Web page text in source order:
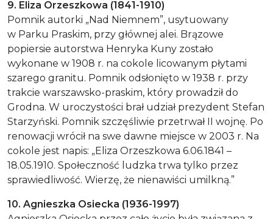
9. Eliza Orzeszkowa (1841-1910)
Pomnik autorki „Nad Niemnem”, usytuowany
w Parku Praskim, przy głównej alei. Brązowe
popiersie autorstwa Henryka Kuny zostało
wykonane w 1908 r. na cokole licowanym płytami
szarego granitu. Pomnik odsłonięto w 1938 r. przy
trakcie warszawsko-praskim, który prowadził do
Grodna. W uroczystości brał udział prezydent Stefan
Starzyński. Pomnik szczęśliwie przetrwał II wojnę. Po
renowacji wrócił na swe dawne miejsce w 2003 r. Na
cokole jest napis: „Eliza Orzeszkowa 6.06.1841 –
18.05.1910. Społeczność ludzka trwa tylko przez
sprawiedliwość. Wierzę, że nienawiści umilkną.”
10. Agnieszka Osiecka (1936-1997)